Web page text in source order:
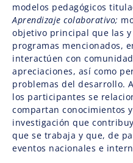
modelos pedagógicos
Aprendizaje colaborativo;
objetivo principal que las
programas mencionados,
interactúen con
apreciaciones, así como
problemas del desarrollo.
los participantes se
compartan conocimientos
investigación que
que se trabaja y que, de
eventos nacionales e